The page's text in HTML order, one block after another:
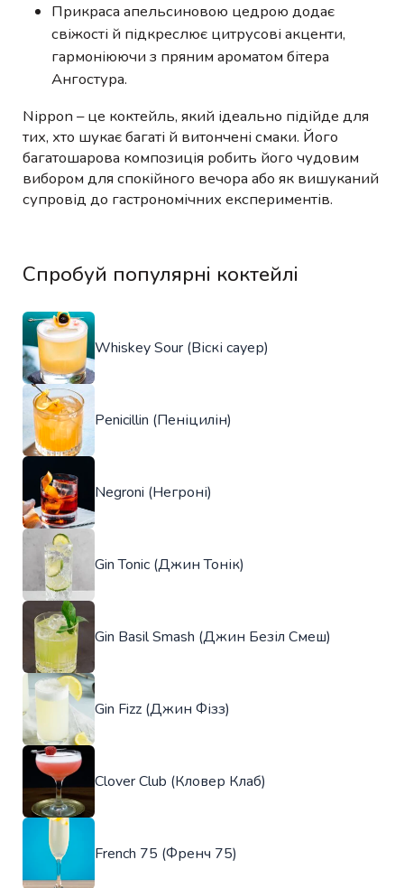
Прикраса апельсиновою цедрою додає
свіжості й підкреслює цитрусові акценти,
гармоніюючи з пряним ароматом бітера
Ангостура.
Nippon – це коктейль, який ідеально підійде для
тих, хто шукає багаті й витончені смаки. Його
багатошарова композиція робить його чудовим
вибором для спокійного вечора або як вишуканий
супровід до гастрономічних експериментів.
Спробуй популярні коктейлі
Whiskey Sour (Віскі сауер)
Penicillin (Пеніцилін)
Negroni (Негроні)
Gin Tonic (Джин Тонік)
Gin Basil Smash (Джин Безіл Смеш)
Gin Fizz (Джин Фізз)
Clover Club (Кловер Клаб)
French 75 (Френч 75)